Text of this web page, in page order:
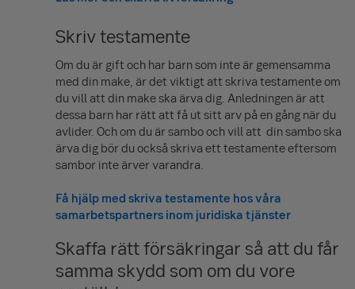
Skriv testamente
Om du är gift och har barn som inte är gemensamma
med din make, är det viktigt att skriva testamente om
du vill att din make ska ärva dig. Anledningen är att
dessa barn har rätt att få ut sitt arv på en gång när du
avlider. Och om du är sambo och vill att din sambo ska
ärva dig bör du också skriva ett testamente eftersom
sambor inte ärver varandra.
Få hjälp med skriva testamente hos våra
samarbetspartners inom juridiska tjänster
Skaffa rätt försäkringar så att du får
samma skydd som om du vore